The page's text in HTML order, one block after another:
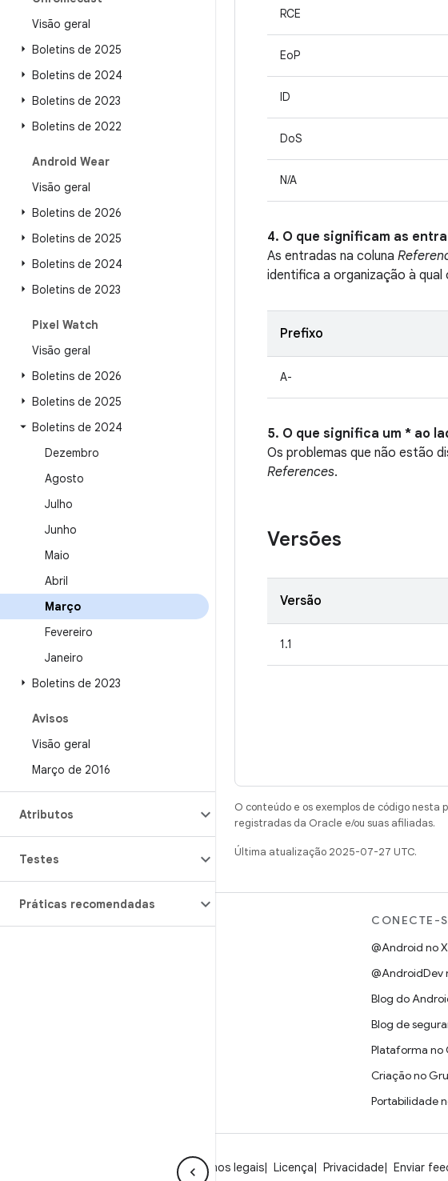
Visão geral
Boletins de 2025
Boletins de 2024
Boletins de 2023
Boletins de 2022
Android Wear
Visão geral
Boletins de 2026
Boletins de 2025
Boletins de 2024
Boletins de 2023
Pixel Watch
Visão geral
Boletins de 2026
Boletins de 2025
Boletins de 2024
Dezembro
Agosto
Julho
Junho
Maio
Abril
Março
Fevereiro
Janeiro
Boletins de 2023
Avisos
Visão geral
Março de 2016
Atributos
Testes
Práticas recomendadas
RCE
EoP
ID
DoS
N/A
4. O que significam as
As entradas na coluna
identifica a organização à
Prefixo
A-
5. O que significa um * ao
Os problemas que não estão
References.
Versões
Versão
1.1
O conteúdo e os exemplos de código
registradas da Oracle e/ou suas afiliadas.
Última atualização 2025-07-27 UTC.
CONECTE-
@Android no X
@AndroidDev
Blog do
Blog de
Plataforma no
Criação no
Portabilidade
Comunidade Termos legais Licença Privacidade Enviar